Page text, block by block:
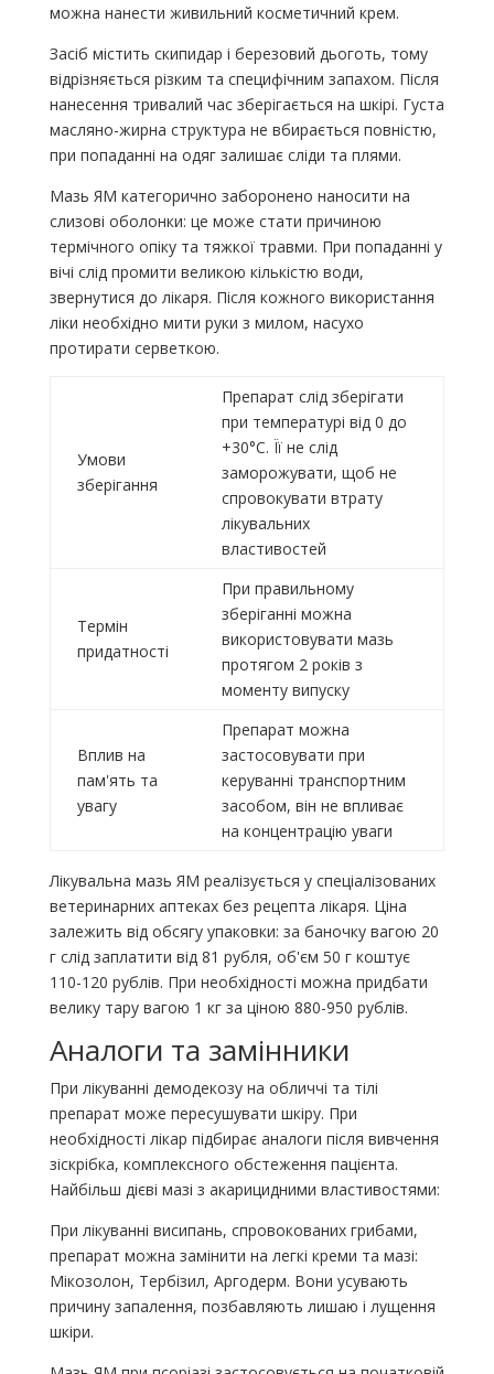
можна нанести живильний косметичний крем.
Засіб містить скипидар і березовий дьоготь, тому
відрізняється різким та специфічним запахом. Після
нанесення тривалий час зберігається на шкірі. Густа
масляно-жирна структура не вбирається повністю,
при попаданні на одяг залишає сліди та плями.
Мазь ЯМ категорично заборонено наносити на
слизові оболонки: це може стати причиною
термічного опіку та тяжкої травми. При попаданні у
вічі слід промити великою кількістю води,
звернутися до лікаря. Після кожного використання
ліки необхідно мити руки з милом, насухо
протирати серветкою.
Умови
зберігання
Препарат слід зберігати
при температурі від 0 до
+30°С. Її не слід
заморожувати, щоб не
спровокувати втрату
лікувальних
властивостей
Термін
придатності
При правильному
зберіганні можна
використовувати мазь
протягом 2 років з
моменту випуску
Вплив на
пам'ять та
увагу
Препарат можна
застосовувати при
керуванні транспортним
засобом, він не впливає
на концентрацію уваги
Лікувальна мазь ЯМ реалізується у спеціалізованих
ветеринарних аптеках без рецепта лікаря. Ціна
залежить від обсягу упаковки: за баночку вагою 20
г слід заплатити від 81 рубля, об'єм 50 г коштує
110-120 рублів. При необхідності можна придбати
велику тару вагою 1 кг за ціною 880-950 рублів.
Аналоги та замінники
При лікуванні демодекозу на обличчі та тілі
препарат може пересушувати шкіру. При
необхідності лікар підбирає аналоги після вивчення
зіскрібка, комплексного обстеження пацієнта.
Найбільш дієві мазі з акарицидними властивостями:
При лікуванні висипань, спровокованих грибами,
препарат можна замінити на легкі креми та мазі:
Мікозолон, Тербізил, Аргодерм. Вони усувають
причину запалення, позбавляють лишаю і лущення
шкіри.